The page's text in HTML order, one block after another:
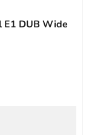
E1 DUB Wide